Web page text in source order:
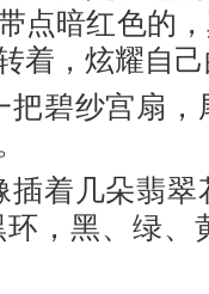
点暗红色的
着，炫耀自
把碧纱宫扇
插着几朵翡
，黑、绿、